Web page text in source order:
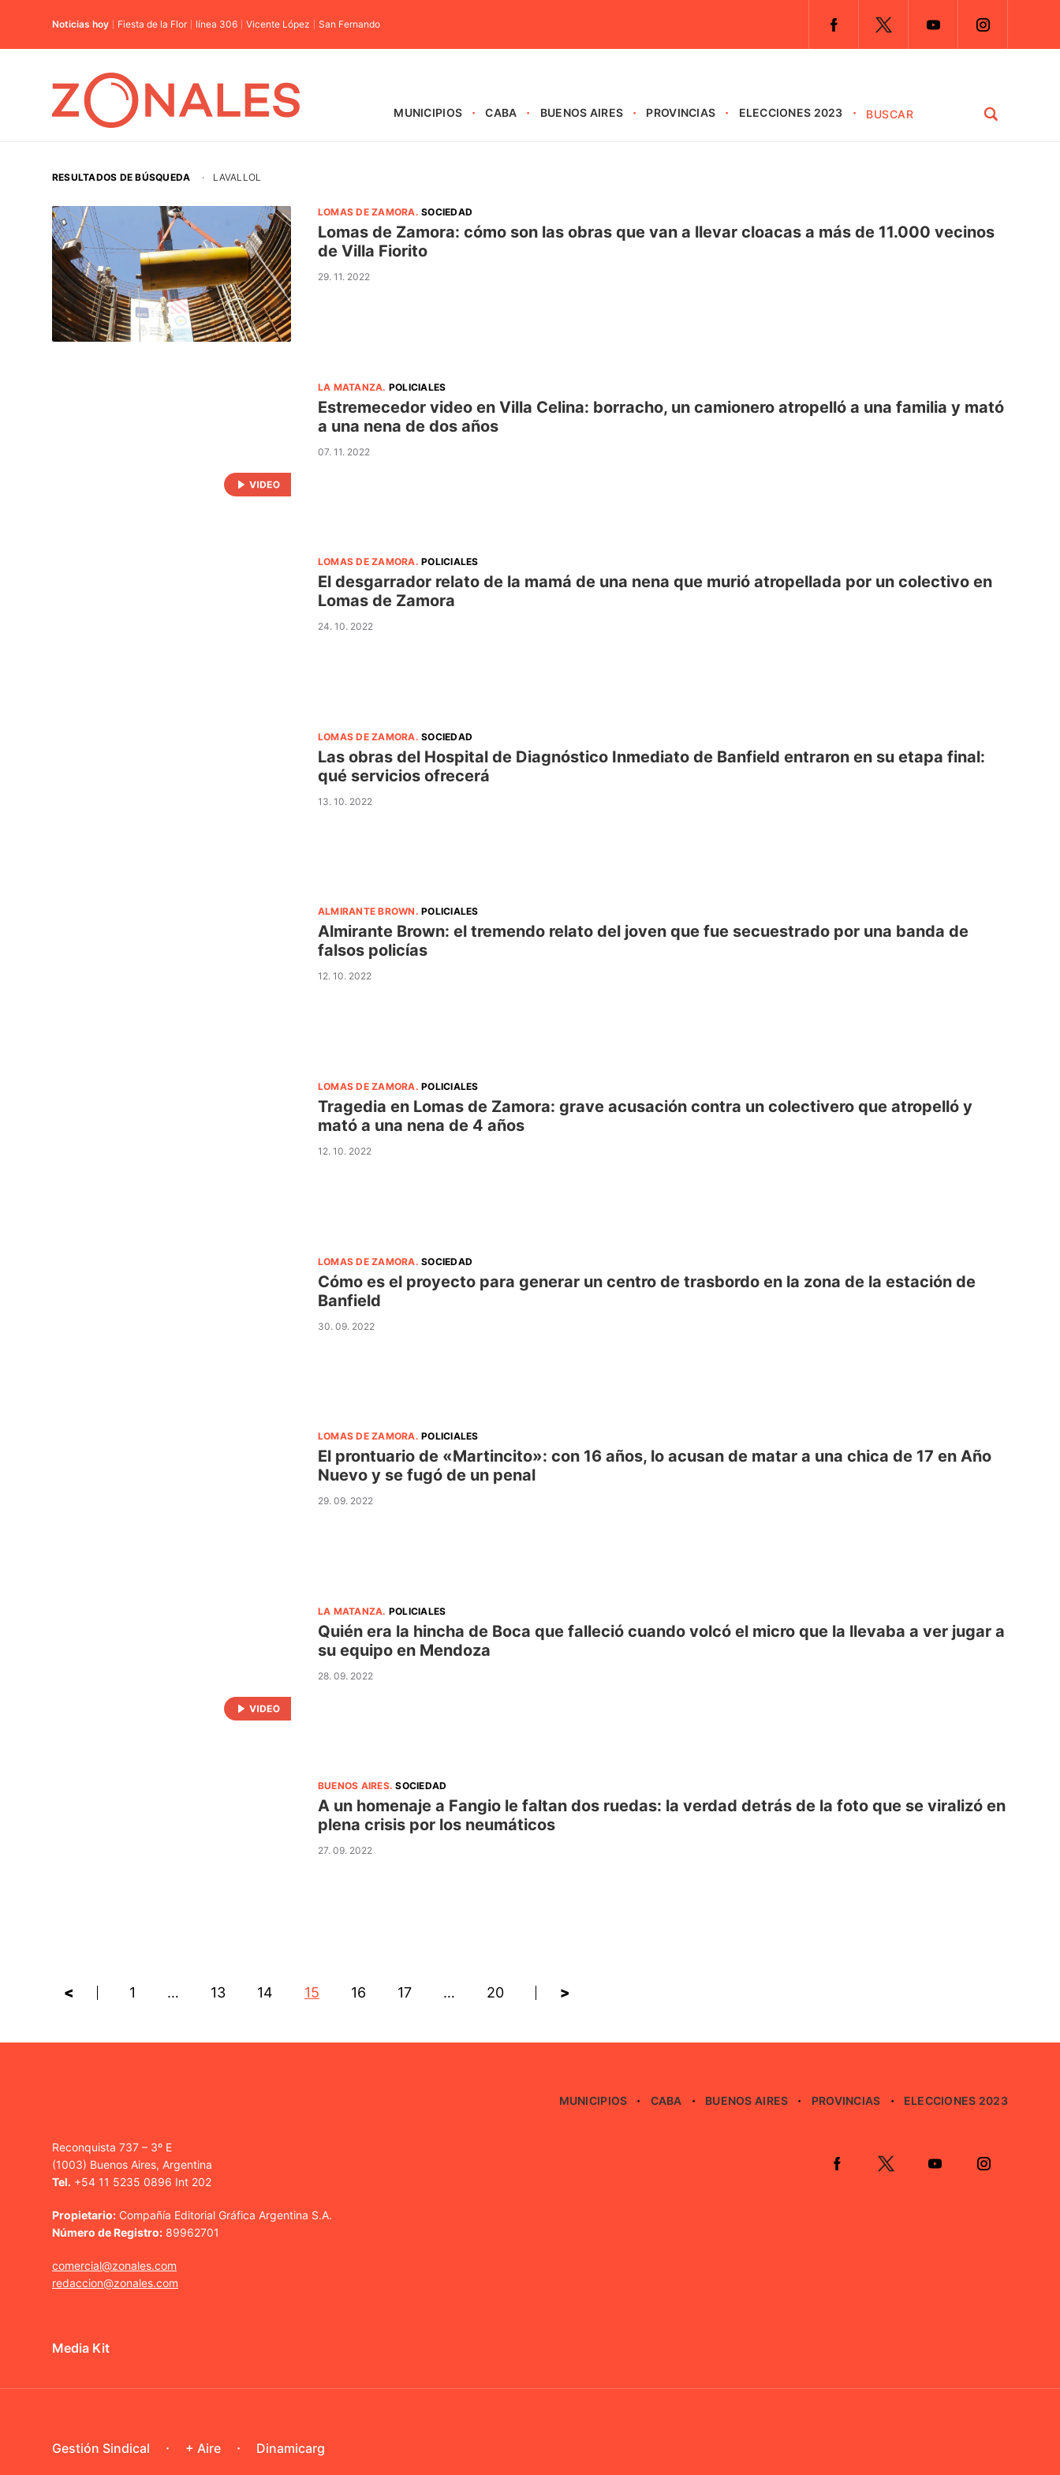
Noticias hoy Fiesta de la Flor línea 306 Vicente López San Fernando
MUNICIPIOS CABA BUENOS AIRES PROVINCIAS ELECCIONES 2023
RESULTADOS DE BÚSQUEDA · LAVALLOL
LOMAS DE ZAMORA.SOCIEDAD
Lomas de Zamora: cómo son las obras que van a llevar cloacas a más de 11.000 vecinos
de Villa Fiorito
29. 11. 2022
LA MATANZA. POLICIALES
Estremecedor video en Villa Celina: borracho, un camionero atropelló a una familia y mató
a una nena de dos años
07. 11. 2022
LOMAS DE ZAMORA.POLICIALES
El desgarrador relato de la mamá de una nena que murió atropellada por un colectivo en
Lomas de Zamora
24. 10. 2022
LOMAS DE ZAMORA.SOCIEDAD
Las obras del Hospital de Diagnóstico Inmediato de Banfield entraron en su etapa final:
qué servicios ofrecerá
13. 10. 2022
ALMIRANTE BROWN .POLICIALES
Almirante Brown: el tremendo relato del joven que fue secuestrado por una banda de
falsos policías
12. 10. 2022
LOMAS DE ZAMORA.POLICIALES
Tragedia en Lomas de Zamora: grave acusación contra un colectivero que atropelló y
mató a una nena de 4 años
12. 10. 2022
LOMAS DE ZAMORA.SOCIEDAD
Cómo es el proyecto para generar un centro de trasbordo en la zona de la estación de
Banfield
30. 09. 2022
LOMAS DE ZAMORA.POLICIALES
El prontuario de «Martincito»: con 16 años, lo acusan de matar a una chica de 17 en Año
Nuevo y se fugó de un penal
29. 09. 2022
LA MATANZA. POLICIALES
Quién era la hincha de Boca que falleció cuando volcó el micro que la llevaba a ver jugar a
su equipo en Mendoza
28. 09. 2022
BUENOS AIRES.SOCIEDAD
A un homenaje a Fangio le faltan dos ruedas: la verdad detrás de la foto que se viralizó en
plena crisis por los neumáticos
27. 09. 2022
< 1 … 13 14 15 16 17 … 20 >
MUNICIPIOS CABA BUENOS AIRES PROVINCIAS ELECCIONES 2023
Reconquista 737 – 3º E
(1003) Buenos Aires, Argentina
Tel. +54 11 5235 0896 Int 202
Propietario: Compañía Editorial Gráfica Argentina S.A.
Número de Registro: 89962701
comercial@zonales.com
redaccion@zonales.com
Media Kit
Gestión Sindical + Aire Dinamicarg